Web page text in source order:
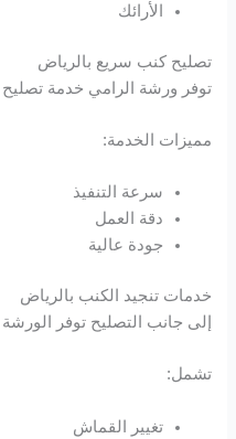
الأرائك
تصليح كنب سريع بالرياض
توفر ورشة الرامي خدمة
مميزات الخدمة:
سرعة التنفيذ
دقة العمل
جودة عالية
خدمات تنجيد الكنب بالرياض
إلى جانب التصليح توفر
تشمل:
تغيير القماش